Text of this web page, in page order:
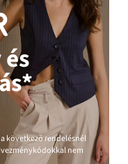
következő rendelésnél
nem